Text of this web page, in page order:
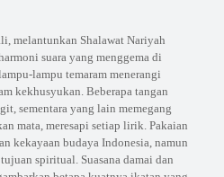
melantunkan Shalawat Nariyah
suara yang menggema di
lampu temaram menerangi
kekhusyukan. Beberapa tangan
sementara yang lain memegang
mata, meresapi setiap lirik. Pakaian
kekayaan budaya Indonesia, namun
spiritual. Suasana damai dan